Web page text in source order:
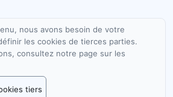
nous avons besoin de votre
les cookies de tierces parties.
consultez notre page sur les
tiers